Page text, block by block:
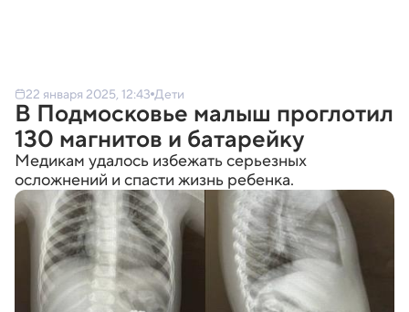
22 января 2025, 12:43 Дети
В Подмосковье малыш проглотил
130 магнитов и батарейку
Медикам удалось избежать серьезных
осложнений и спасти жизнь ребенка.